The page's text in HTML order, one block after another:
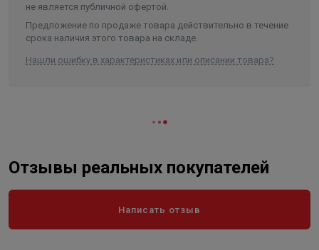
Предохранительный клапан Есть
Устройство защитного
Длина в упаковке, см.
55.000
Вес в упаковке, кг 22.000
не является публичной офертой.
Предложение по продаже товара действительно в течение
срока наличия этого товара на складе.
Нашли ошибку в характеристиках или описании товара?
Отзывы реальных покупателей
Написать отзыв